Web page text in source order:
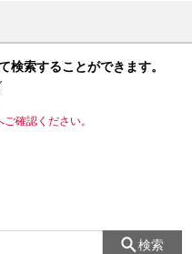
検索することができます。
確認ください。
検索